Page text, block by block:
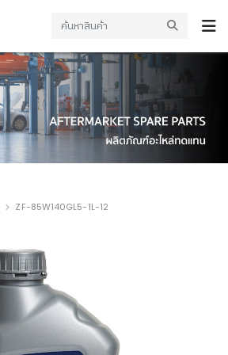
ZF-85W140GL5-1L-12